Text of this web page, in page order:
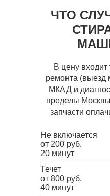
ЧТО
В цену входит
ремонта (выезд
МКАД и
пределы
запчасти
Не включается
от 200 руб.
20 минут
Течет
от 800 руб.
40 минут